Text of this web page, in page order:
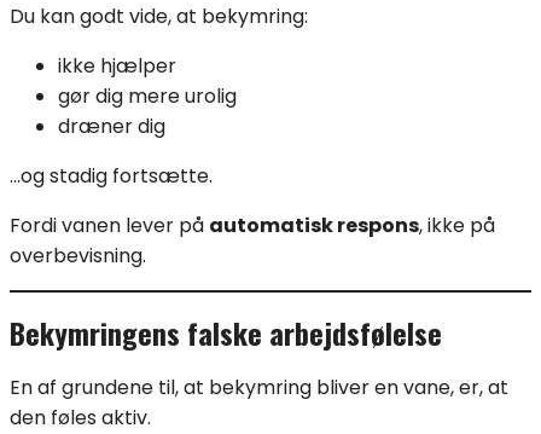
Du kan godt vide, at bekymring:
ikke hjælper
gør dig mere urolig
dræner dig
…og stadig fortsætte.
Fordi vanen lever på automatisk respons, ikke på
overbevisning.
Bekymringens falske arbejdsfølelse
En af grundene til, at bekymring bliver en vane, er, at
den føles aktiv.